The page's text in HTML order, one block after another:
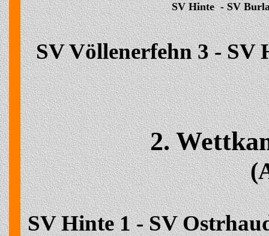
SV Hinte - SV
SV Völlenerfehn 3 -
2.
SV Hinte 1 - SV